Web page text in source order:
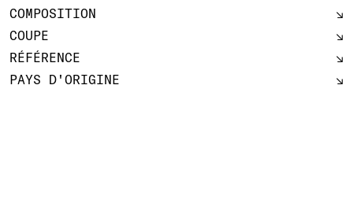
COMPOSITION
COUPE
RÉFÉRENCE
PAYS D'ORIGINE